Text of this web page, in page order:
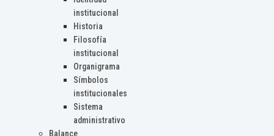
institucional
Historia
Filosofía
institucional
Organigrama
Símbolos
institucionales
Sistema
administrativo
Balance